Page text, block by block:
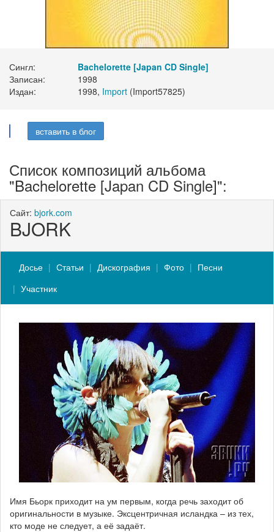
Сингл:
Bachelorette [Japan CD Single]
Записан:
1998
Издан:
1998, Import (Import57825)
вставить в блог
Список композиций альбома
"Bachelorette [Japan CD Single]":
Сайт: bjork.com
BJORK
Досье Статьи Дискография Фото
Песни
Участник
Имя Бьорк приходит на ум первым, когда речь заходит об
оригинальности в музыке. Эксцентричная исландка – из тех,
кто моде не следует, а её задаёт.